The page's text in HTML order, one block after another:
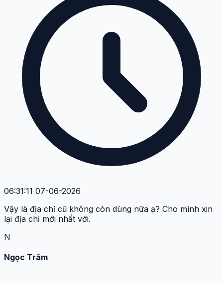
06:31:11 07-06-2026
Vậy là địa chỉ cũ không còn dùng nữa ạ? Cho mình xin
lại địa chỉ mới nhất với.
N
Ngọc Trâm